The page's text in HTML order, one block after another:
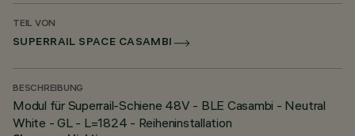
TEIL VON
SUPERRAIL SPACE CASAMBI
BESCHREIBUNG
Modul für Superrail-Schiene 48V - BLE Casambi - Neutral
White - GL - L=1824 - Reiheninstallation